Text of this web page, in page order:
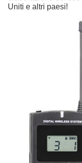
Uniti e altri paesi!